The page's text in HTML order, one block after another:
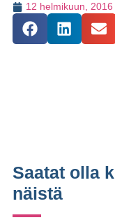
12 helmikuun, 2016
Saatat olla
näistä